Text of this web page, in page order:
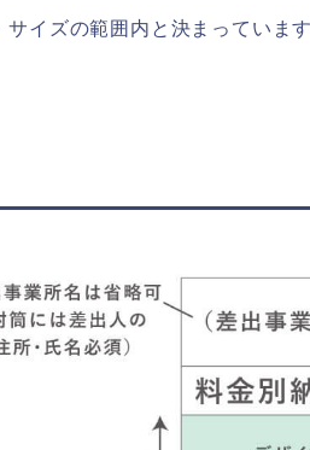
イズの範囲内と決まっています